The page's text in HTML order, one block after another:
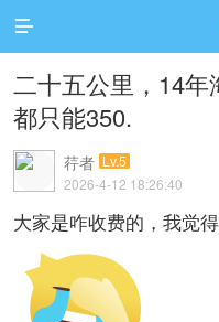

二十五公里，14
都只能350.
荇者 Lv.5
2026-4-12 18:26:40
大家是咋收费的，我觉